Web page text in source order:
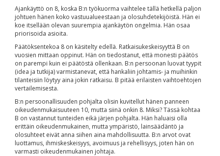
Ajankäyttö on 8, koska B:n työkuorma vaihtelee tällä hetkellä paljon
johtuen hänen koko vastuualueestaan ja olosuhdetekijöistä. Hän ei
koe itsellään olevan suurempia ajankäytön ongelmia. Hän osaa
priorisoida asioita.
Päätöksentekoa 8 on käsitelty edellä. Ratkaisukeskeisyyttä B on
vuosien mittaan oppinut. Hän on tiedostanut, että monesti päätös
on parempi kuin ei päätöstä ollenkaan. B:n persoonan luovat tyypit
(idea ja tutkija) varmistanevat, että hankaliin johtamis- ja muihinkin
tilanteisiin löytyy aina jokin ratkaisu. B pitää erilaisten vaihtoehtojen
vertailemisesta.
B:n persoonallisuuden pohjalta olisin kuvitellut hänen panneen
oikeudenmukaisuuteen 10, mutta siinä onkin 8. Miksi? Tässä kohtaa
B on vastannut tunteiden eikä järjen pohjalta. Hän haluaisi olla
erittäin oikeudenmukainen, mutta ympäristö, lainsäädäntö ja
olosuhteet eivät anna siihen aina mahdollisuutta. B:n arvot ovat
luottamus, ihmiskeskeisyys, avoimuus ja rehellisyys, joten hän on
varmasti oikeudenmukainen johtaja.